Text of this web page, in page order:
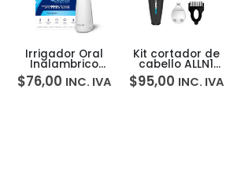
Irrigador Oral
Inalambrico
Recargable
Waterpik
$76,00 INC. IVA
Kit cortador de
cabello ALLN1
Conair Gmtl20r
$95,00 INC. IVA